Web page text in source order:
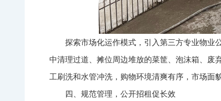
探索市场化运作模式，引入第三方专业物业
中清理过道、摊位周边堆放的菜筐、泡沫箱、废
工刷洗和水管冲洗，购物环境清爽有序，市场面
四、规范管理，公开招租促长效